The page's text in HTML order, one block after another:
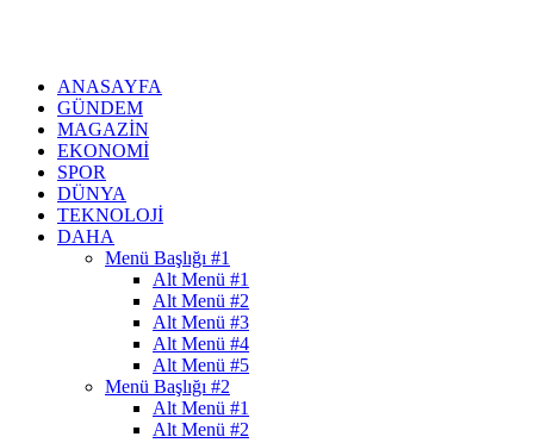
ANASAYFA
GÜNDEM
MAGAZIN
EKONOMI
SPOR
DÜNYA
TEKNOLOJI
DAHA
Menü Başlığı #1
Alt Menü #1
Alt Menü #2
Alt Menü #3
Alt Menü #4
Alt Menü #5
Menü Başlığı #2
Alt Menü #1
Alt Menü #2